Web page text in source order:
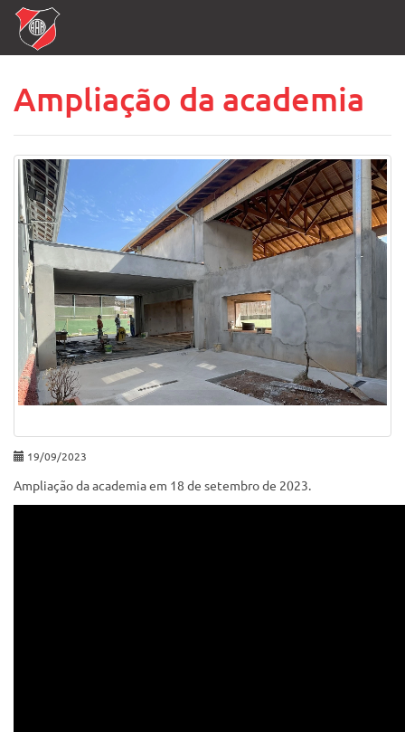
Ampliação da academia
19/09/2023
Ampliação da academia em 18 de setembro de 2023.